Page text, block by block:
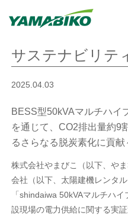
サステナビリテ
2025.04.03
BESS型50kVAマルチハイ
を通じて、CO2排出量約9
るさらなる脱炭素化に貢献
株式会社やまびこ（以下、や
会社（以下、太陽建機レンタ
「shindaiwa 50kVAマルチハ
設現場の電力供給に関する実